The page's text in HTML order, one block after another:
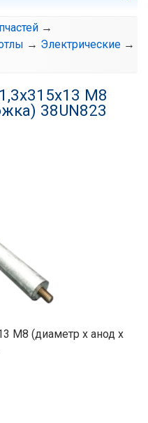
→
→ Электрические →
М8
38UN823
М8 (диаметр х анод х